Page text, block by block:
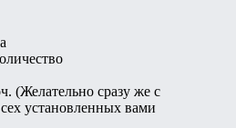
(Желательно сразу же с
установленных вами